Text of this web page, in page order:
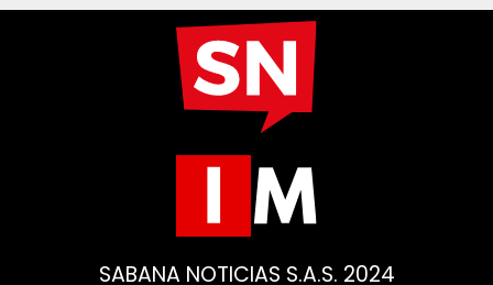
SABANA NOTICIAS S.A.S. 2024